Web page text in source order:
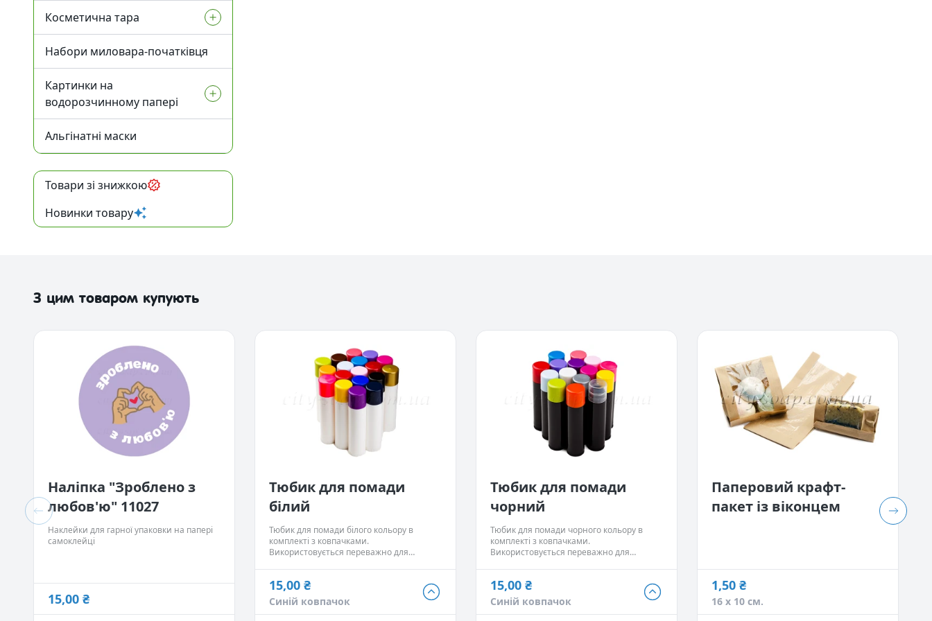
УФ-фільтри
Для засмаги
Після засмаги
Дезодоранти
Інші компоненти
Активні комплекси
Косметична тара
Флакони для косметики
Баночки для косметики
Вакуумні флакони
Туби для косметики
Алюмінієва тара
Скляна тара
косметики
Набори миловара-початківця
Картинки на
водорозчинному папері
Ангелочки
Новий Рік та зима
Великдень
Водорозчинний папір
Альгінатні маски
Товари зі знижкою
Новинки товару
З цим товаром купують
Наліпка "Зроблено з
любов'ю" 11027
Наклейки для гарної упаковки на папері
самоклейці
15,00 ₴
Тюбик для помади
білий
Тюбик для помади білого кольору в
комплекті з ковпачками.
Використовується переважно для
15,00 ₴
Синій ковпачок
15,00 ₴
Синій ковпачок- Немає в наявності
Тюбик для помади
чорний
Тюбик для помади чорного кольору в
комплекті з ковпачками.
Використовується переважно для
15,00 ₴
Синій ковпачок
15,00 ₴
Синій ковпачок- Немає в наявності
Паперовий крафт-
пакет із віконцем
1,50 ₴
16 х 10 см.